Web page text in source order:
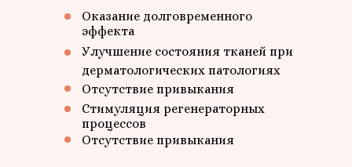
Оказание долговременного
эффекта
Улучшение состояния тканей при
дерматологических патологиях
Отсутствие привыкания
Стимуляция регенераторных
процессов
Отсутствие привыкания